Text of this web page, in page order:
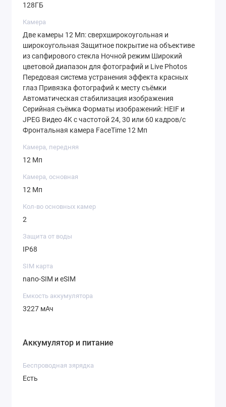
128ГБ
Камера
Две камеры 12 Мп: сверхширокоугольная и
широкоугольная Защитное покрытие на объективе
из сапфирового стекла Ночной режим Широкий
цветовой диапазон для фотографий и Live Photos
Передовая система устранения эффекта красных
глаз Привязка фотографий к месту съёмки
Автоматическая стабилизация изображения
Серийная съёмка Форматы изображений: HEIF и
JPEG Видео 4K с частотой 24, 30 или 60 кадров / с
Фронтальная камера FaceTime 12 Мп
Камера, передняя
12 Мп
Камера, основная
12 Мп
Кол-во основных камер
2
Защита от воды
IP68
SIM карта
nano-SIM и eSIM
Емкость аккумулятора
3227 мАч
Аккумулятор и питание
Беспроводная зярядка
Есть